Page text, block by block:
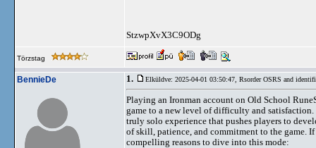
StzwpXvX3C9ODg
Törzstag
BennieDe 1. Elküldve: 2025-04-01 03:50:47, Rsorder OSRS and
Playing an Ironman account on Old School
game to a new level of difficulty and satisfaction.
truly solo experience that pushes players to
of skill, patience, and commitment to the game.
compelling reasons to dive into this mode: